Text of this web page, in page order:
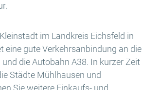
im Landkreis Eichsfeld in
eine gute Verkehrsanbindung an die
die Autobahn A38. In kurzer Zeit
Städte Mühlhausen und
Sie weitere Einkaufs- und